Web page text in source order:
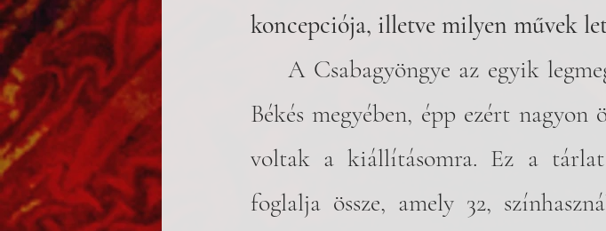
koncepciója, illetve milyen művek
	A Csabagyöngye az egyik legmeghatározóbb kulturális központ
Békés megyében, épp ezért
voltak a kiállításomra. Ez a tárlat
foglalja össze, amely 32,